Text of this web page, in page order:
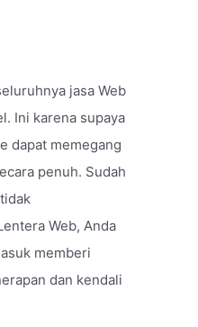
jasa Web
Ini karena supaya
dapat memegang
penuh. Sudah
Web, Anda
memberi
dan kendali